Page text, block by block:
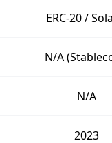
ERC-20 /
N/A
N/A
2023